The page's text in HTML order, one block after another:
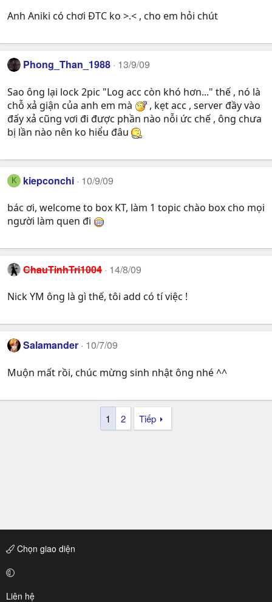
Anh Aniki có chơi ĐTC ko >.< , cho em hỏi chút
Phong_Than_1988 13/9/09
Sao ông lại lock 2pic "Log acc còn khó hơn..." thế , nó là
chỗ xả giận của anh em mà
, kẹt acc , server đầy vào
đấy xả cũng vơi đi được phần nào nỗi ức chế , ông chưa
bị lần nào nên ko hiểu đâu
K kiepconchi 10/9/09
bác ơi, welcome to box KT, làm 1 topic chào box cho mọi
người làm quen đi
ChauTinhTri1004 14/8/09
Nick YM ông là gì thế, tôi add có tí việc !
Salamander 10/7/09
Muộn mất rồi, chúc mừng sinh nhật ông nhé ^^
1 2 Tiếp
Chọn giao diện
Liên hệ